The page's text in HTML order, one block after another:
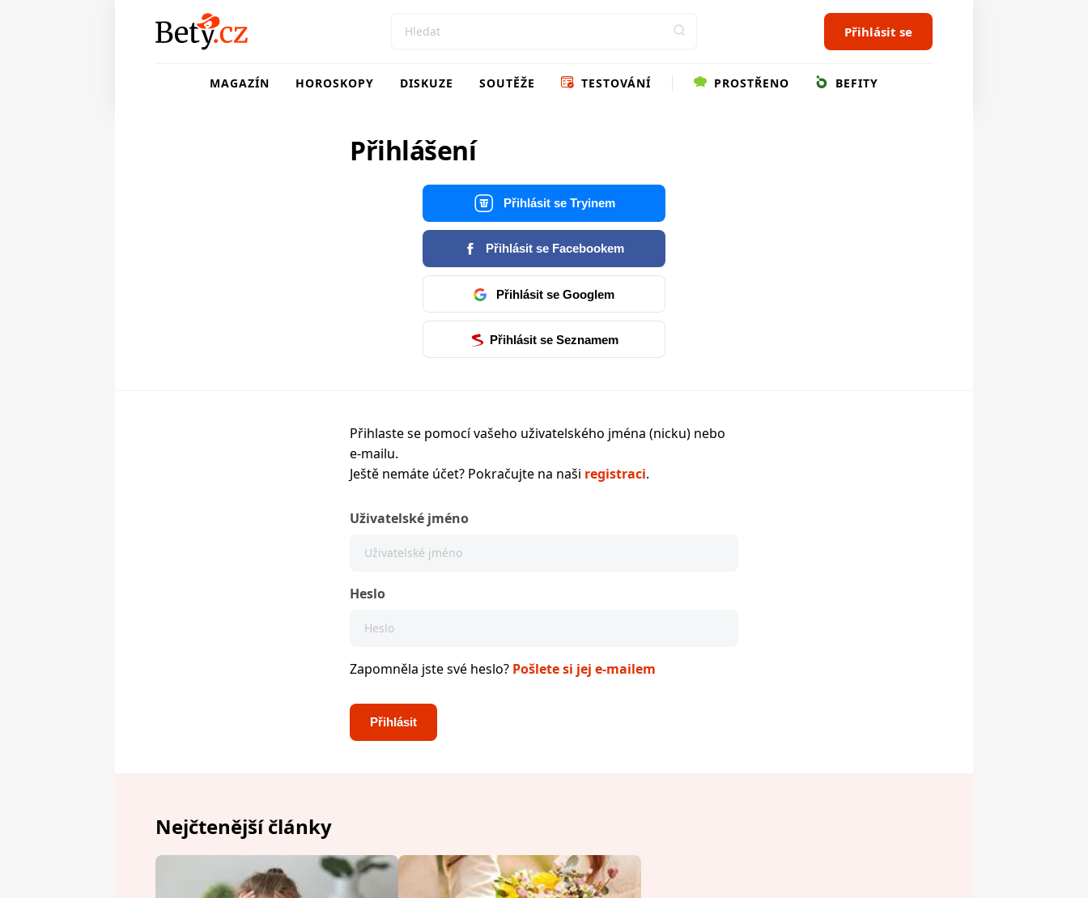
Přihlásit se
MAGAZÍN HOROSKOPY DISKUZE SOUTĚŽE TESTOVÁNÍ PROSTŘENO BEFITY
Přihlášení
Přihlásit se Tryinem
Přihlásit se Facebookem
Přihlásit se Googlem
Přihlásit se Seznamem
Přihlaste se pomocí vašeho uživatelského jména (nicku) nebo
e-mailu.
Ještě nemáte účet? Pokračujte na naši registraci.
Uživatelské jméno
Heslo
Zapomněla jste své heslo? Pošlete si jej e-mailem
Nejčtenější články